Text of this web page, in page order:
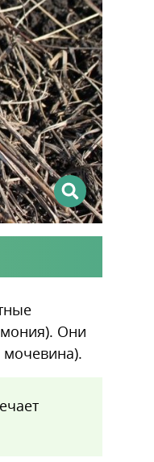
Они
мочевина).